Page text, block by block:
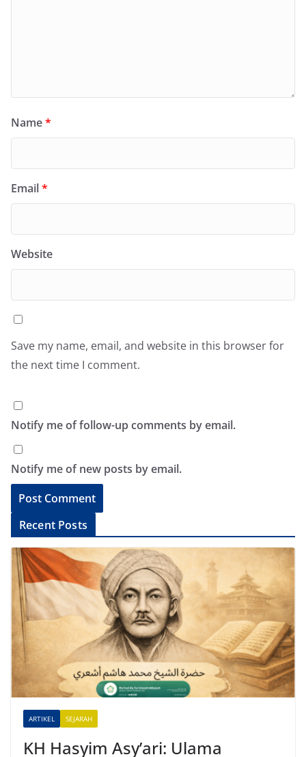
Name*
Email*
Website
Save my name, email, and website in this browser for
the next time I comment.
Notify me of follow-up comments by email.
Notify me of new posts by email.
l
t
v
Recent Posts
ARTIKEL SEJARAH
KH Hasyim Asy’ari: Ulama